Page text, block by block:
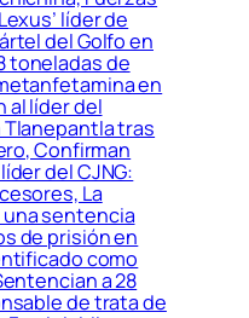
líder de
del Golfo en
toneladas de
en
al líder del
Tlanepantla tras
Confirman
del CJNG:
La
sentencia
de prisión en
como
a 28
de trata de